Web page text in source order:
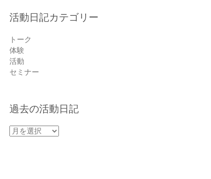
活動日記カテゴリー
トーク
体験
活動
セミナー
過去の活動日記
過